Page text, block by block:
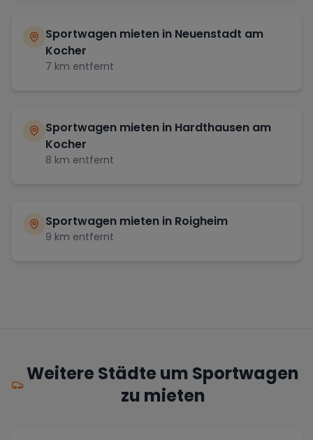
Sportwagen mieten in Neuenstadt am
Kocher
7 km entfernt
Sportwagen mieten in Hardthausen am
Kocher
8 km entfernt
Sportwagen mieten in Roigheim
9 km entfernt
Weitere Städte um Sportwagen
zu mieten